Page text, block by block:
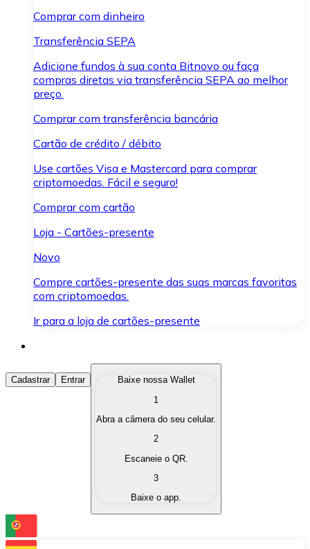
Comprar com dinheiro
Transferência SEPA
Adicione fundos à sua conta Bitnovo ou faça
compras diretas via transferência SEPA ao melhor
preço.
Comprar com transferência bancária
Cartão de crédito / débito
Use cartões Visa e Mastercard para comprar
criptomoedas. Fácil e seguro!
Comprar com cartão
Loja - Cartões-presente
Novo
Compre cartões-presente das suas marcas favoritas
com criptomoedas.
Ir para a loja de cartões-presente
Comprar Criptomoedas
Compre as criptomoedas de seu interesse de forma
Converta suas criptomoedas em moeda fiduciária
Troque uma criptomoeda por outra
Cadastrar Entrar
Baixe nossa Wallet
1
Abra a câmera do seu celular.
2
Escaneie o QR.
3
Baixe o app.